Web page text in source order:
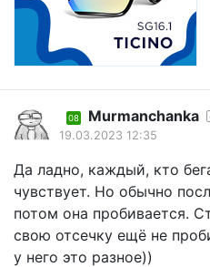
08 Murmanchanka
19.03.2023 12:35
Да ладно, каждый, кто
чувствует. Но обычно
потом она пробивается.
свою отсечку ещё не
у него это разное))